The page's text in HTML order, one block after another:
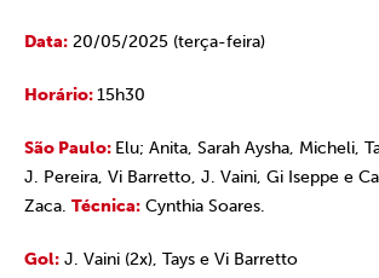
Data: 20/05/2025 (terça-feira)
Horário:15h30
São Paulo: Elu; Anita, Sarah Aysha, Micheli,
J. Pereira, Vi Barretto, J. Vaini, Gi Iseppe e
Zaca. Técnica: Cynthia Soares.
Gol: J. Vaini (2x), Tays e Vi Barretto